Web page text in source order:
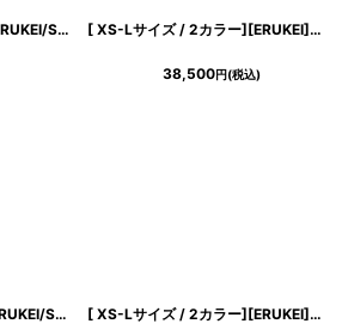
[ XS-Lサイズ / 2カラー][ERUKEI/SETTAN]マーブルプリント・サテン・エレガント・ノースリーブ・Aライン・ロングドレス[送料無料] [ XS-Lサイズ / 2カラー][ERUKEI]ピンク・ブルー・ティアード・ハイネック・花柄・パール・Aライン・ノースリーブ・ロングドレス[薗田杏奈・黒木麗奈着用][送料無料]
38,500円(税込)
[ XS-Lサイズ / 1カラー][ERUKEI/SETTAN]チュールレース・クラシカル・ハイウエスト・ノースリーブ・フレア・Aライン・ロングドレス[送料無料] [ XS-Lサイズ / 2カラー][ERUKEI]シフォン・花柄・フラワープリント・Aライン・Vネック・ノースリーブ・ロングドレス[黒木麗奈着用][送料無料]